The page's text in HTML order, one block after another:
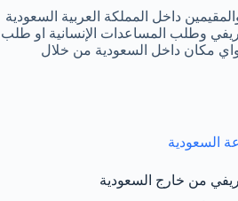
داخل المملكة العربية السعودية
وطلب المساعدات الإنسانية او طلب
مكان داخل السعودية من خلال
من خارج السعودية